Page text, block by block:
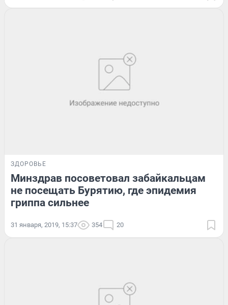
ЗДОРОВЬЕ
Минздрав посоветовал забайкальцам
не посещать Бурятию, где эпидемия
гриппа сильнее
31 января, 2019, 15:37 354 20